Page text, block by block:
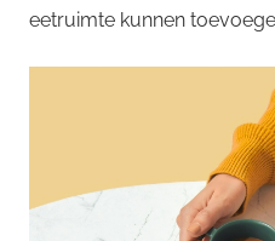
eetruimte kunnen